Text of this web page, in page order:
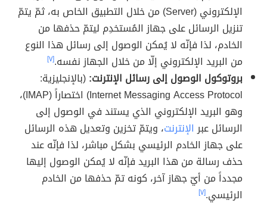
الإلكتروني (Server) من خلال التطبيق الخاص به، ثمّ يتمّ
تنزيل الرسائل على جهاز المُستخدِم ليتمّ حذفها من
الخادم، لذا فإنّه لا يُمكن الوصول إلى رسائل هذا النوع
من البريد الإلكتروني إلّا من خلال الجهاز نفسه.[٧]
بروتوكول الوصول إلى رسائل الإنترنت:(بالإنجليزية:
Internet Messaging Access Protocol) اختصاراً (IMAP)،
وهو البريد الإلكتروني الذي يستند في الوصول إلى
الرسائل عبرالإنترنت، ويتمّ تخزين وتعديل هذه الرسائل
على جهاز الخادم الرئيسي بشكل مباشر، لذا فإنّه عند
حذف رسالة من هذا البريد فإنّه لا يُمكن الوصول إليها
مجدداً من أيّ جهاز آخر، كونه تمّ حذفها من الخادم
الرئيسي.[٧]